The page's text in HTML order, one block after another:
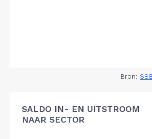
Bron:
SALDO IN- EN UITSTROOM
NAAR SECTOR